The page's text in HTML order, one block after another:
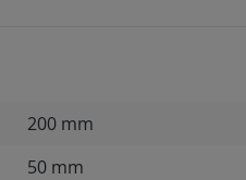
200 mm
50 mm